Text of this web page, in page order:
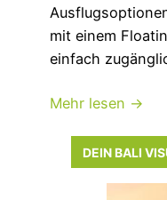
mit einem
einfach
Mehr lesen →
DEIN BALI